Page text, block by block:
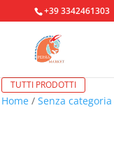
+39 3342461303
TUTTI PRODOTTI
Home / Senza categoria